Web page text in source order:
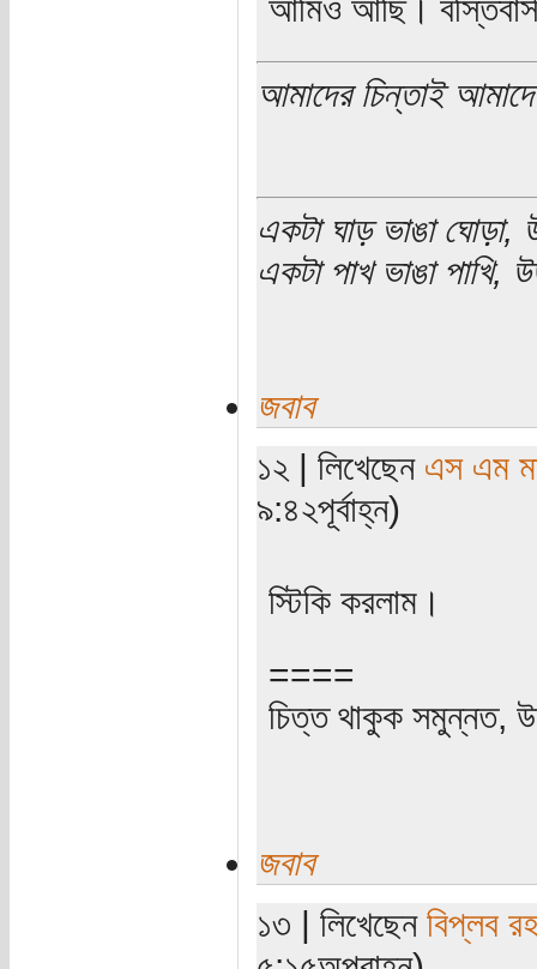
আমিও আছি।
আমাদের চিন্তাই
একটা ঘাড় ভাঙা ঘোড়া,
একটা পাখ ভাঙা পাখি,
জবাব
১২ | লিখেছেন এস এম
৯:৪২পূর্বাহ্ন)
স্টিকি করলাম।
====
চিত্ত থাকুক সমুন্নত,
জবাব
১৩ | লিখেছেন বিপ্লব